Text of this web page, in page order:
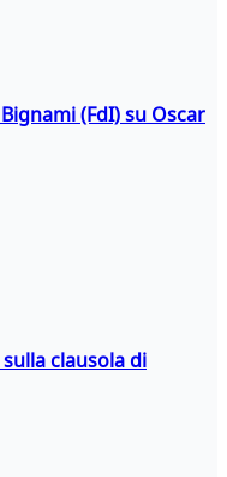
(FdI) su Oscar
clausola di